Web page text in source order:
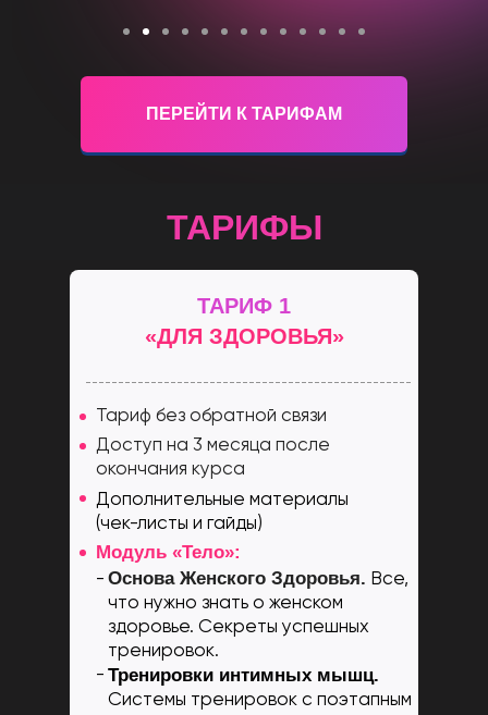
ПЕРЕЙТИ К ТАРИФАМ
ТАРИФЫ
Листай вправо
ТАРИФ 1
«ДЛЯ ЗДОРОВЬЯ»
Доступ на 3 месяца после
окончания курса
Тариф без обратной связи
Дополнительные материалы
(чек-листы и гайды)
-
-
Модуль «Тело»:
Основа Женского Здоровья. Все,
что нужно знать о женском
здоровье. Секреты успешных
тренировок.
Тренировки интимных мышц.
Системы тренировок с поэтапным